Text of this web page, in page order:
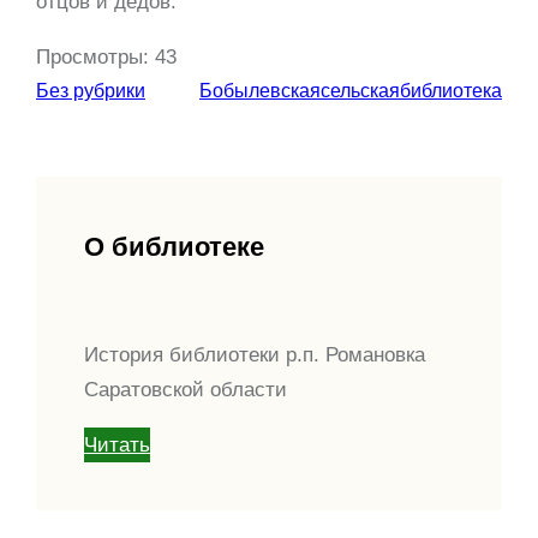
Просмотры: 43
Без рубрики Бобылевскаясельскаябиблиотека
О библиотеке
История библиотеки р.п. Романовка
Саратовской области
Читать